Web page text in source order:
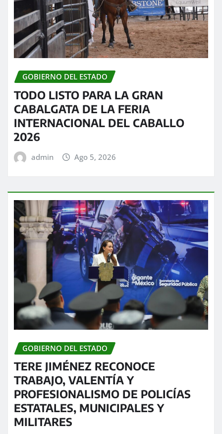
GOBIERNO DEL ESTADO
TODO LISTO PARA LA GRAN
CABALGATA DE LA FERIA
INTERNACIONAL DEL CABALLO
2026
admin Ago 5, 2026
GOBIERNO DEL ESTADO
TERE JIMÉNEZ RECONOCE
TRABAJO, VALENTÍA Y
PROFESIONALISMO DE POLICÍAS
ESTATALES, MUNICIPALES Y
MILITARES